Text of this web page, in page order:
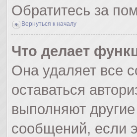
Обратитесь за
Вернуться к началу
Что делает
Она удаляет все
оставаться
выполняют
сообщений, если